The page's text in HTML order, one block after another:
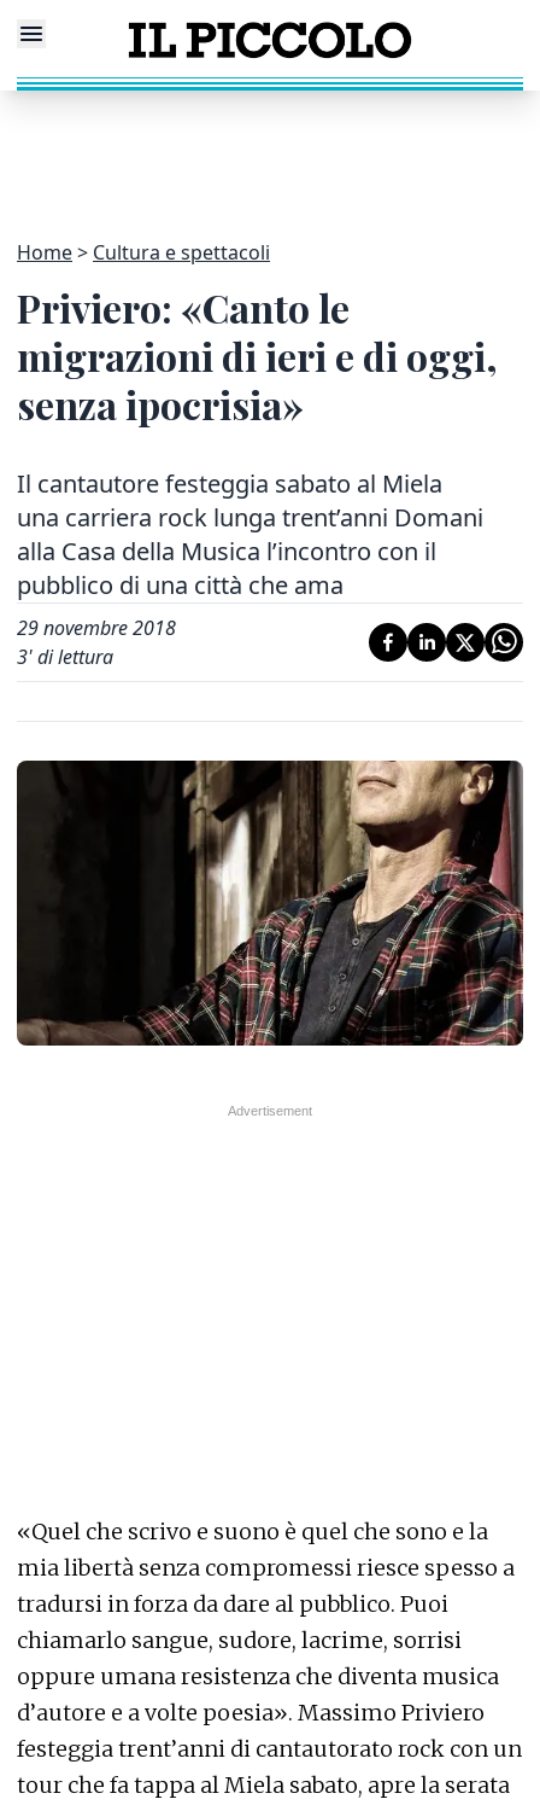
Home Cultura e spettacoli
Priviero: «Canto le
migrazioni di ieri e di oggi,
senza ipocrisia»
Il cantautore festeggia sabato al Miela
una carriera rock lunga trent’anni Domani
alla Casa della Musica l’incontro con il
pubblico di una città che ama
29 novembre 2018
3' di lettura
«Quel che scrivo e suono è quel che sono e la
mia libertà senza compromessi riesce spesso a
tradursi in forza da dare al pubblico. Puoi
chiamarlo sangue, sudore, lacrime, sorrisi
oppure umana resistenza che diventa musica
d’autore e a volte poesia». Massimo Priviero
festeggia trent’anni di cantautorato rock con un
tour che fa tappa al Miela sabato, apre la serata